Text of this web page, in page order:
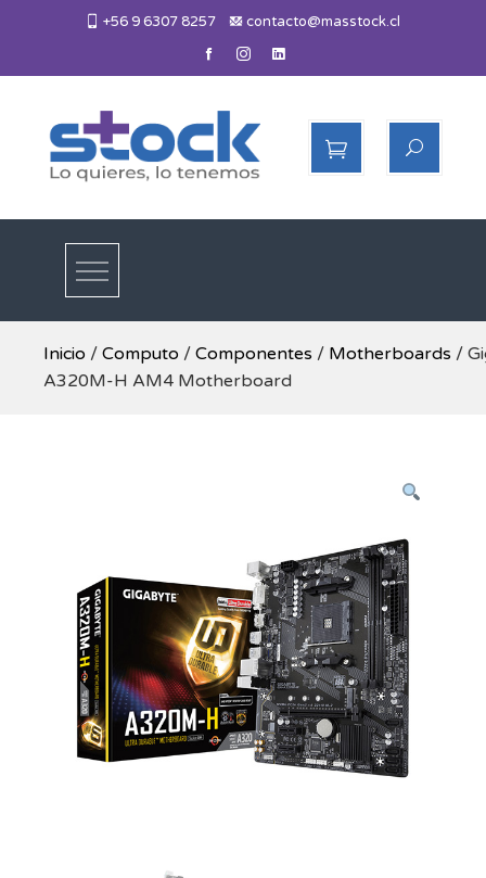
+56 9 6307 8257 contacto@masstock.cl
Más Stock
Inicio / Computo / Componentes / Motherboards /
A320M-H AM4 Motherboard